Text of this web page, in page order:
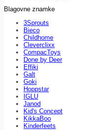
Blagovne znamke
3Sprouts
Bieco
Childhome
Cleverclixx
CompacToys
Done by Deer
Effiki
Galt
Goki
Hoppstar
IGLU
Janod
Kid's Concept
KikkaBoo
Kinderfeets